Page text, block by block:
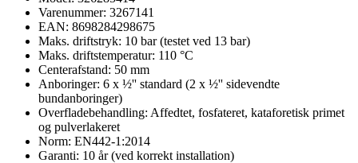
Varenummer: 3267141
EAN: 8698284298675
Maks. driftstryk: 10 bar (testet ved 13 bar)
Maks. driftstemperatur: 110 °C
Centerafstand: 50 mm
Anboringer: 6 x ½'' standard (2 x ½'' sidevendte
bundanboringer)
Overfladebehandling: Affedtet, fosfateret, kataforetisk primet
og pulverlakeret
Norm: EN442-1:2014
Garanti: 10 år (ved korrekt installation)